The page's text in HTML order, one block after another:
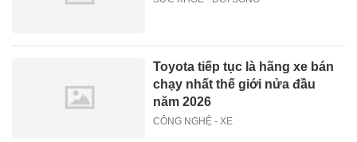
Toyota tiếp tục là hãng xe bán
chạy nhất thế giới nửa đầu
năm 2026
CÔNG NGHỆ - XE